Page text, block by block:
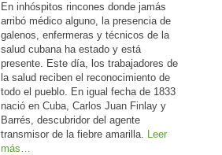
En inhóspitos rincones donde jamás
arribó médico alguno, la presencia de
galenos, enfermeras y técnicos de la
salud cubana ha estado y está
presente. Este día, los trabajadores de
la salud reciben el reconocimiento de
todo el pueblo. En igual fecha de 1833
nació en Cuba, Carlos Juan Finlay y
Barrés, descubridor del agente
transmisor de la fiebre amarilla. Leer
más…